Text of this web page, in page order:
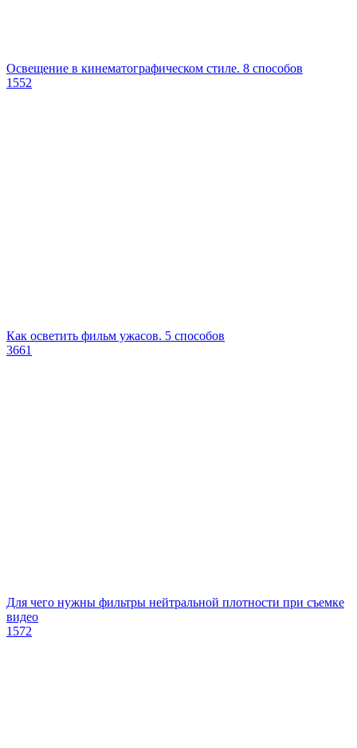
Освещение в кинематографическом стиле. 8 способов
1552
Как осветить фильм ужасов. 5 способов
3661
Для чего нужны фильтры нейтральной плотности при съемке
видео
1572